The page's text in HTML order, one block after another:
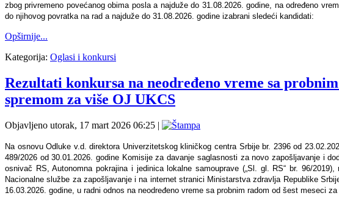
zbog privremeno povećanog obima posla a najduže do 31.08.2026. godine, na određeno
do njihovog povratka na rad a najduže do 31.08.2026. godine izabrani sledeći kandidati:
Opširnije...
Kategorija: Oglasi i konkursi
Rezultati konkursa na neodređeno vreme sa
spremom za više OJ UKCS
Objavljeno utorak, 17 mart 2026 06:25 |
Na osnovu Odluke v.d. direktora Univerzitetskog kliničkog centra Srbije br. 2396 od
489/2026 od 30.01.2026. godine Komisije za davanje saglasnosti za novo zapošljavanje i
osnivač RS, Autonomna pokrajina i jedinica lokalne samouprave („Sl. gl. RS“ br. 96/
Nacionalne službe za zapošljavanje i na internet stranici Ministarstva zdravlja Republike
16.03.2026. godine, u radni odnos na neodređeno vreme sa probnim radom od šest meseci